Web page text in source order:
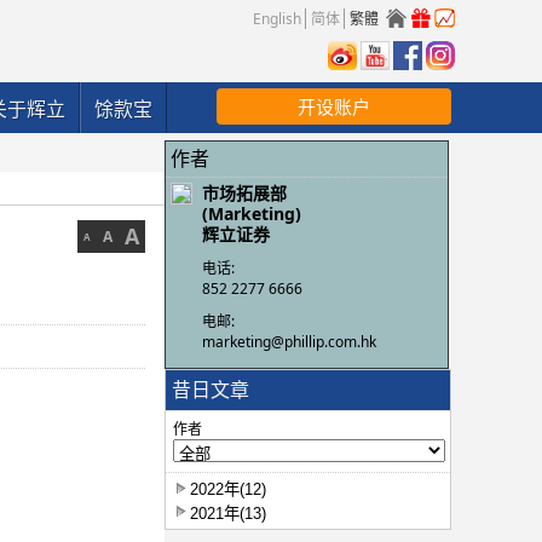
English 简体 繁體
于辉立 馀款宝 开设账户
A A A
作者
市场拓展部
(Marketing)
辉立证券
电话:
852 2277 6666
电邮:
marketing@phillip.com.hk
昔日文章
作者
2022年(12)
2021年(13)